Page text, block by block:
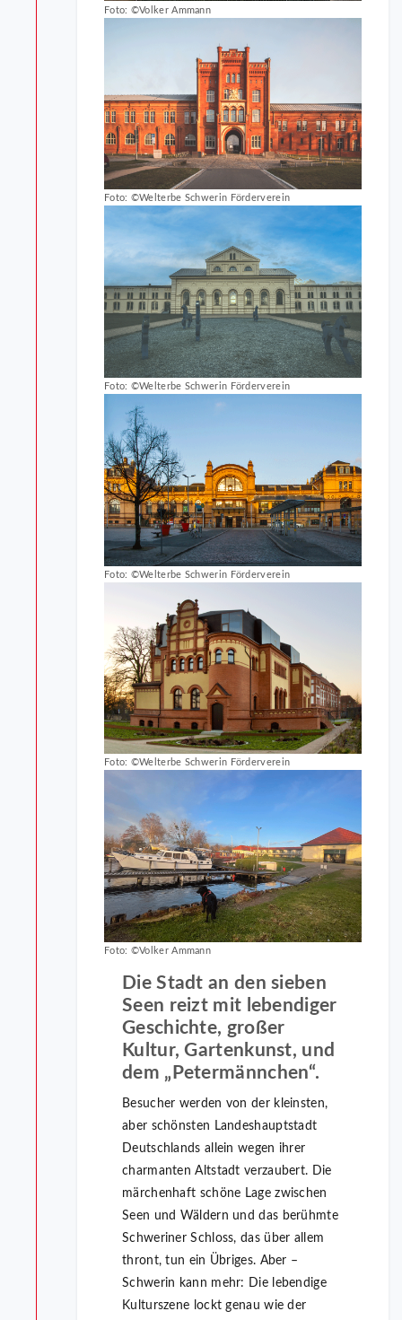
Foto: ©Volker Ammann
Foto: ©Welterbe Schwerin Förderverein
Foto: ©Welterbe Schwerin Förderverein
Foto: ©Welterbe Schwerin Förderverein
Foto: ©Welterbe Schwerin Förderverein
Foto: ©Volker Ammann
Die Stadt an den sieben
Seen reizt mit lebendiger
Geschichte, großer
Kultur, Gartenkunst, und
dem „Petermännchen“.
Besucher werden von der kleinsten,
aber schönsten Landeshauptstadt
Deutschlands allein wegen ihrer
charmanten Altstadt verzaubert. Die
märchenhaft schöne Lage zwischen
Seen und Wäldern und das berühmte
Schweriner Schloss, das über allem
thront, tun ein Übriges. Aber –
Schwerin kann mehr: Die lebendige
Kulturszene lockt genau wie der